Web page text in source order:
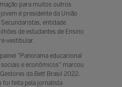
para muitos outros
é presidente da União
entidade
de estudantes de Ensino
vestibular.
"Panorama educacional
e econômicos" marcou
da Bett Brasil 2022.
foi feita pela jornalista